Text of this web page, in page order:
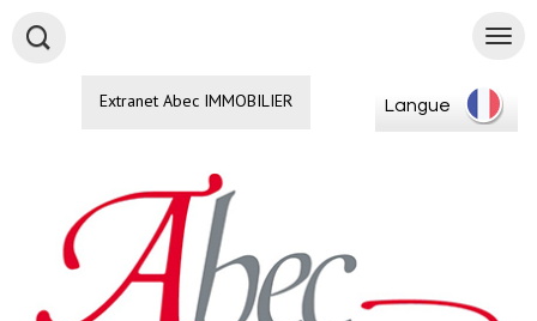
Extranet Abec IMMOBILIER Langue